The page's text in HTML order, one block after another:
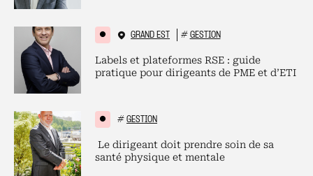
GRAND EST # GESTION
Labels et plateformes RSE : guide
pratique pour dirigeants de PME et d’ETI
# GESTION
Le dirigeant doit prendre soin de sa
santé physique et mentale